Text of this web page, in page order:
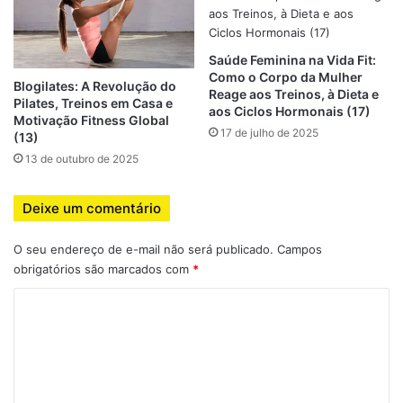
corporal.
Como Executar o Quadribismo
Corretamente: Passo a Passo
Inicie em posição de quadrúpede (mãos e joelhos no
firme.
Movimente braço e perna opostos alternadamente,
simulando uma marcha controlada ou padrão de
treino proposto.
Blogilates: A Revolução do
Pilates, Treinos em Casa e
Motivação Fitness Global
(13)
13 de outubro de 2025
Saúde Feminina na Vida Fit:
Como o Corpo da Mulher
Reage aos Treinos, à Dieta e
aos Ciclos Hormonais (17)
17 de julho de 2025
Deixe um comentário
O seu endereço de e-mail não será publicado. Campos
obrigatórios são marcados com *